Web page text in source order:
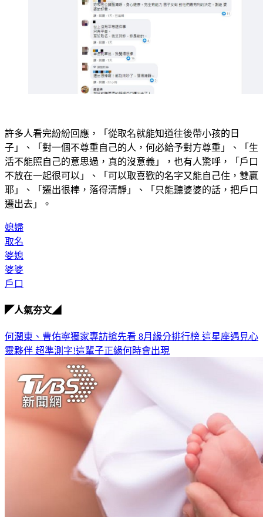
許多人看完紛紛回應，「從取名就能知道往後帶小孩的日
子」、「對一個不尊重自己的人，何必給予對方尊重」、「生
活不能照自己的意思過，真的沒意義」，也有人驚呼，「戶口
不放在一起很可以」、「可以取喜歡的名字又能自己住，雙贏
耶」、「遷出很棒，落得清靜」、「只能聽婆婆的話，把戶口
遷出去」。
媳婦
取名
婆媳
婆婆
戶口
◤人氣夯文◢
何潤東、曹佑寧獨家專訪搶先看 8月緣分排行榜 這星座遇見心
靈夥伴 超準測字!這輩子正緣何時會出現